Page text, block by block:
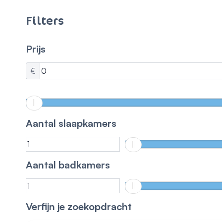
Filters
Prijs
€
Aantal slaapkamers
Aantal badkamers
Verfijn je zoekopdracht